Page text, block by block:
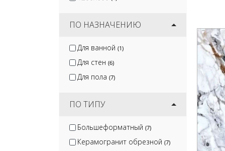
ПО НАЗНАЧЕНИЮ
Для ванной (1)
Для стен (6)
Для пола (7)
ПО ТИПУ
Большеформатный (7)
Керамогранит обрезной (7)